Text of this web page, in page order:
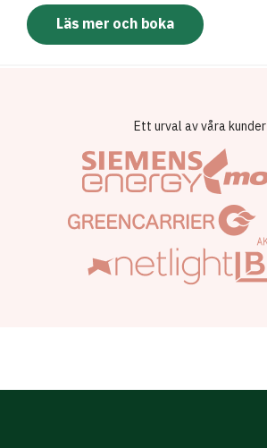
Läs mer och boka
Ett urval av våra kunder